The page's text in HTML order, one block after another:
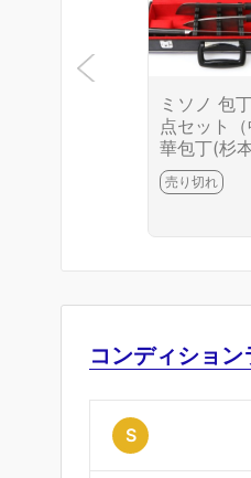
ミソノ 包
点セット
華包丁(杉
出刃(藤次
薄刃(藤次
6699-2J10
売り切れ
コンディション
S